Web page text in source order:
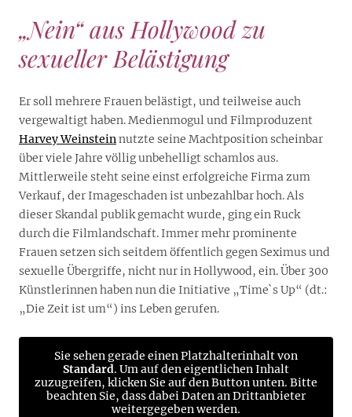
„Nein“ aus Hollywood zu
sexueller Belästigung
Er soll mehrere Frauen belästigt, und teilweise auch
vergewaltigt haben. Medienmogul und Filmproduzent
Harvey Weinsteinnutzte seine Machtposition scheinbar
über viele Jahre völlig unbehelligt schamlos aus.
Mittlerweile steht seine einst erfolgreiche Firma zum
Verkauf, der Imageschaden ist unbezahlbar hoch. Als
dieser Skandal publik gemacht wurde, ging ein Ruck
durch die Filmlandschaft. Immer mehr prominente
Frauen setzen sich seitdem öffentlich gegen Seximus und
sexuelle Übergriffe, nicht nur in Hollywood, ein. Über 300
Künstlerinnen haben nun die Initiative „Time`s Up“ (dt.:
„Die Zeit ist um“) ins Leben gerufen.
Sie sehen gerade einen Platzhalterinhalt von
Standard. Um auf den eigentlichen Inhalt
zuzugreifen, klicken Sie auf den Button unten. Bitte
beachten Sie, dass dabei Daten an Drittanbieter
weitergegeben werden.